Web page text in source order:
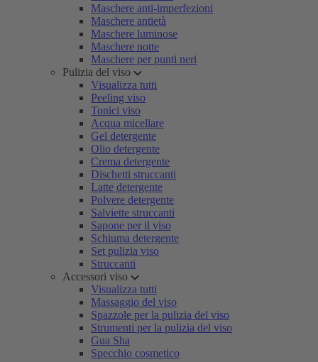
Maschere anti-imperfezioni
Maschere antietà
Maschere luminose
Maschere notte
Maschere per punti neri
Pulizia del viso
Visualizza tutti
Peeling viso
Tonici viso
Acqua micellare
Gel detergente
Olio detergente
Crema detergente
Dischetti struccanti
Latte detergente
Polvere detergente
Salviette struccanti
Sapone per il viso
Schiuma detergente
Set pulizia viso
Struccanti
Accessori viso
Visualizza tutti
Massaggio del viso
Spazzole per la pulizia del viso
Strumenti per la pulizia del viso
Gua Sha
Specchio cosmetico